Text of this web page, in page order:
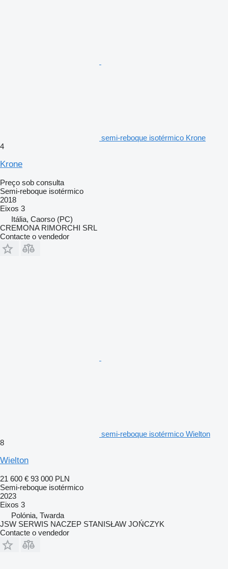
semi-reboque isotérmico Krone
4
Krone
Preço sob consulta
Semi-reboque isotérmico
2018
Eixos 3
Itália, Caorso (PC)
CREMONA RIMORCHI SRL
Contacte o vendedor
semi-reboque isotérmico Wielton
8
Wielton
21 600 € 93 000 PLN
Semi-reboque isotérmico
2023
Eixos 3
Polónia, Twarda
JSW SERWIS NACZEP STANISŁAW JOŃCZYK
Contacte o vendedor